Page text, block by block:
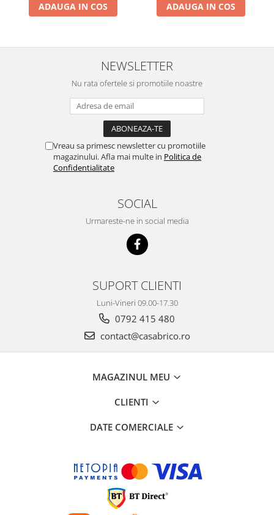
ADAUGA IN COS ADAUGA IN COS
NEWSLETTER
Nu rata ofertele si promotiile noastre
Vreau sa primesc newsletter cu promotiile
magazinului. Afla mai multe in Politica de
Confidentialitate
SOCIAL
Urmareste-ne in social media
SUPORT CLIENTI
Luni-Vineri 09.00-17.30
0792 415 480
contact@casabrico.ro
MAGAZINUL MEU
CLIENTI
DATE COMERCIALE